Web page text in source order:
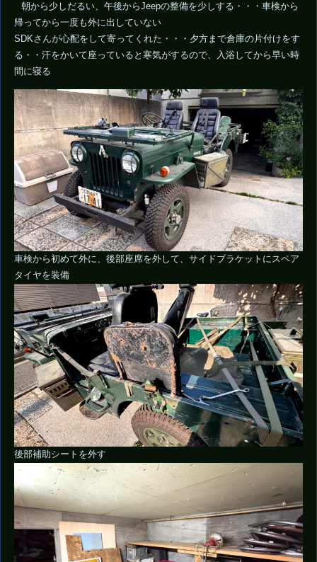
朝から少しだるい、午後からJeepの整備を少しする・・・車検から
帰ってから一度も外に出していない
SDKさんが心配をして寄ってくれた・・・夕方まで倉庫の片付けをす
る・・汗をかいて座っていると寒気がするので、入浴してから早い時
間に寝る
車検から初めて外に、後部座席を外して、サイドブラケットにスペア
タイヤを装備
後部補助シートを外す